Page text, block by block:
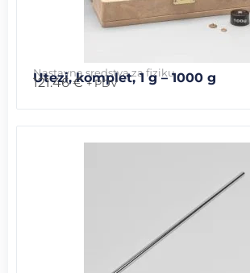
Nastavna sredstva za fiziku
Utezi, komplet, 1 g – 1000 g
121.46€ + PDV